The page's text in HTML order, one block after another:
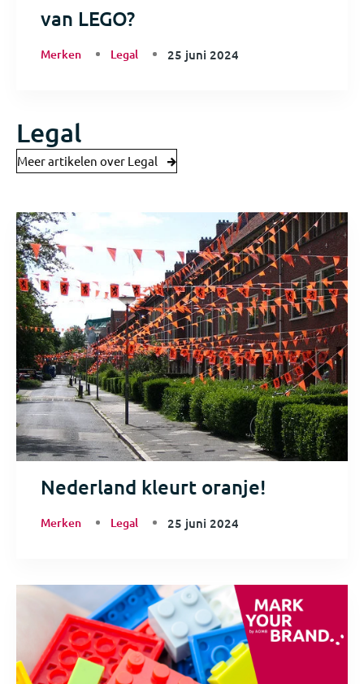
van LEGO?
Merken Legal 25 juni 2024
Legal
Meer artikelen over Legal
Nederland kleurt oranje!
Merken Legal 25 juni 2024